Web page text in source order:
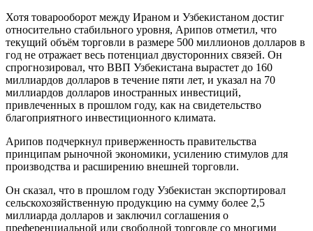
Хотя товарооборот между Ираном и Узбекистаном достиг
относительно стабильного уровня, Арипов отметил, что
текущий объём торговли в размере 500 миллионов долларов в
год не отражает весь потенциал двусторонних связей. Он
спрогнозировал, что ВВП Узбекистана вырастет до 160
миллиардов долларов в течение пяти лет, и указал на 70
миллиардов долларов иностранных инвестиций,
привлеченных в прошлом году, как на свидетельство
благоприятного инвестиционного климата.
Арипов подчеркнул приверженность правительства
принципам рыночной экономики, усилению стимулов для
производства и расширению внешней торговли.
Он сказал, что в прошлом году Узбекистан экспортировал
сельскохозяйственную продукцию на сумму более 2,5
миллиарда долларов и заключил соглашения о
преференциальной или свободной торговле со многими